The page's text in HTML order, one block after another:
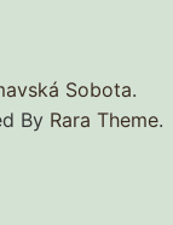
Sobota.
By Rara Theme.